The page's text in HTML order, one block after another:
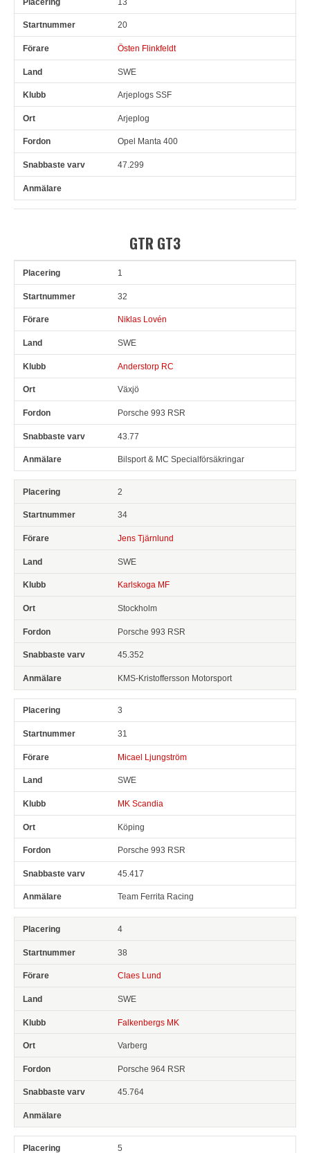
20
Östen Flinkfeldt
SWE
Arjeplogs SSF
Arjeplog
Opel Manta 400
47.299
GTR GT3
Pl Snr 1
32
Niklas Lovén
SWE
Anderstorp RC
Växjö
Porsche 993 RSR
43.77
Bilsport & MC Specialförsäkringar
2
34
Jens Tjärnlund
SWE
Karlskoga MF
Stockholm
Porsche 993 RSR
45.352
KMS-Kristoffersson Motorsport
3
31
Micael Ljungström
SWE
MK Scandia
Köping
Porsche 993 RSR
45.417
Team Ferrita Racing
4
38
Claes Lund
SWE
Falkenbergs MK
Varberg
Porsche 964 RSR
45.764
5